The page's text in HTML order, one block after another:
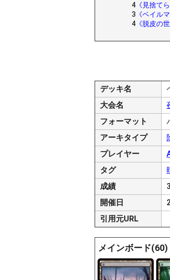
4 《見捨て
3 《ベイル
4 《脱皮の
デッキ名
大会名
フォーマット
アーキタイプ
プレイヤー
タグ
成績
開催日
引用元URL
メインボード(60)